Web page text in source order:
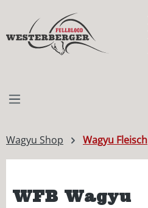
Wagyu Shop Wagyu Fleisch
WFB Wagyu